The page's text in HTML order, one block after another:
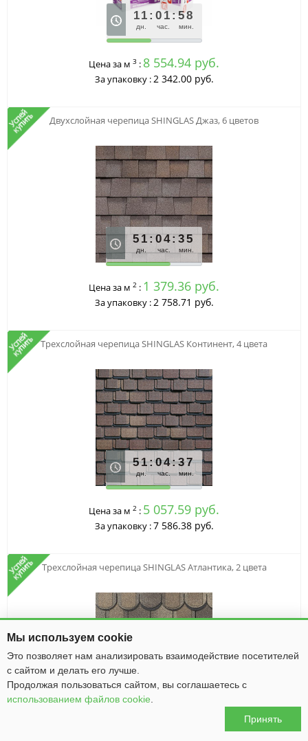
11
дн.
: 01
час.
: 58
мин.
Цена за м 3 : 8 554.94 руб.
За упаковку :2 342.00 руб.
Двухслойная черепица SHINGLAS Джаз, 6 цветов
51
дн.
: 04
час.
:35
мин.
Цена за м 2 : 1 379.36 руб.
За упаковку :2 758.71 руб.
Трехслойная черепица SHINGLAS Континент, 4 цвета
51
дн.
:04
час.
:37
мин.
Цена за м 2 : 5 057.59 руб.
За упаковку :7 586.38 руб.
Трехслойная черепица SHINGLAS Атлантика, 2 цвета
51
дн.
:04:38
0
Мы используем cookie
Это позволяет нам анализировать взаимодействие посетителей
с сайтом и делать его лучше.
Продолжая пользоваться сайтом, вы соглашаетесь с
использованием файлов cookie
Принять